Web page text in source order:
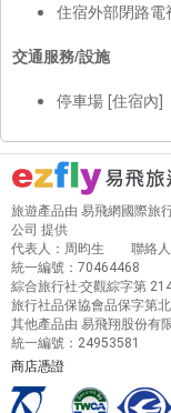
住宿外部閉路電
交通服務/設施
停車場 [住宿內]